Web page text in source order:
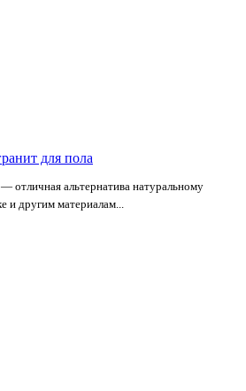
для пола
отличная альтернатива натуральному
и другим материалам...